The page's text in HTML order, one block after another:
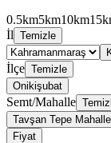
0.5km5km10km
İl Temizle
İlçe Temizle
Onikişubat
Semt/Mahalle
Tavşan Tepe
Fiyat